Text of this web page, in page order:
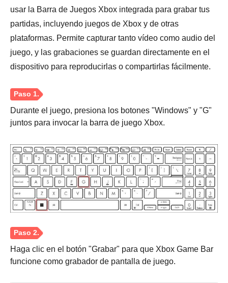
usar la Barra de Juegos Xbox integrada para grabar tus
partidas, incluyendo juegos de Xbox y de otras
plataformas. Permite capturar tanto vídeo como audio del
juego, y las grabaciones se guardan directamente en el
dispositivo para reproducirlas o compartirlas fácilmente.
Paso 1.
Durante el juego, presiona los botones "Windows" y "G"
juntos para invocar la barra de juego Xbox.
Haga clic en el botón "Grabar" para que Xbox Game Bar
funcione como grabador de pantalla de juego.